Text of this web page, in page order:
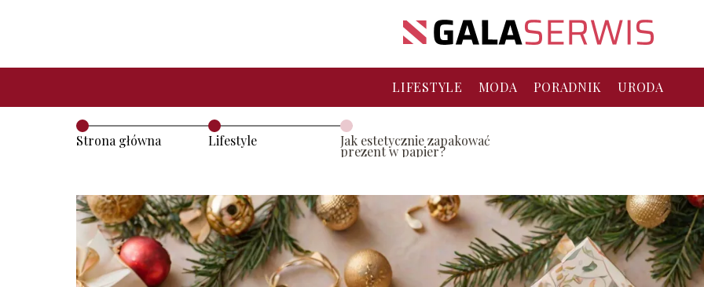
LIFESTYLE MODA PORADNIK URODA
Strona główna Lifestyle Jak estetycznie zapakować
prezent w papier?